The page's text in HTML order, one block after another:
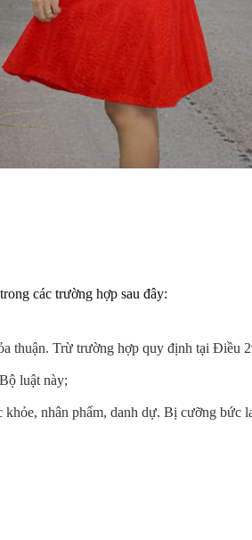
trong các trường hợp sau đây:
thuận. Trừ trường hợp quy định tại Điều
luật này;
nhân phẩm, danh dự. Bị cưỡng bức